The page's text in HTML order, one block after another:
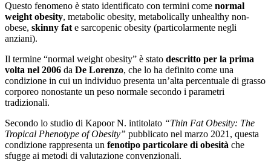
Questo fenomeno è stato identificato con termini come normal
weight obesity, metabolic obesity, metabolically unhealthy non-
obese, skinny fate sarcopenic obesity (particolarmente negli
anziani).
Il termine “normal weight obesity” è stato descritto per la prima
volta nel 2006 da De Lorenzo, che lo ha definito come una
condizione in cui un individuo presenta un’alta percentuale di grasso
corporeo nonostante un peso normale secondo i parametri
tradizionali.
Secondo lo studio di Kapoor N. intitolato “Thin Fat Obesity: The
Tropical Phenotype of Obesity” pubblicato nel marzo 2021, questa
condizione rappresenta un fenotipo particolare di obesità che
sfugge ai metodi di valutazione convenzionali.